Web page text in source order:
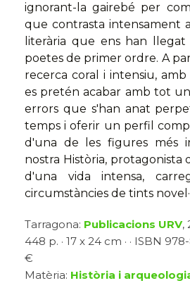
ignorant-la gairebé per
que contrasta intensament
literària que ens han
poetes de primer ordre. A
recerca coral i intensiu,
es pretén acabar amb tot
errors que s'han anat
temps i oferir un perfil
d'una de les figures més
nostra Història,
d'una vida intensa,
circumstàncies de tints
Tarragona: Publicacions URV,
448 p. · 17 x 24 cm · · ISBN
€
Matèria: Història i